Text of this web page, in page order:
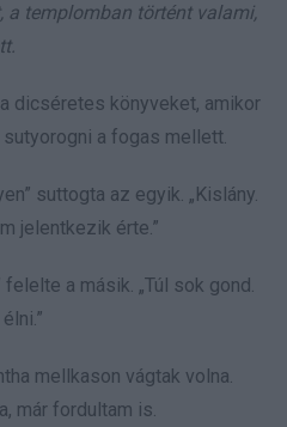
a templomban történt valami,
dicséretes könyveket, amikor
a fogas mellett.
suttogta az egyik. „Kislány.
jelentkezik érte.”
a másik. „Túl sok gond.
mellkason vágtak volna.
már fordultam is.